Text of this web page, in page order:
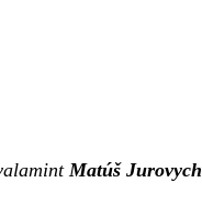
Matúš Jurovych